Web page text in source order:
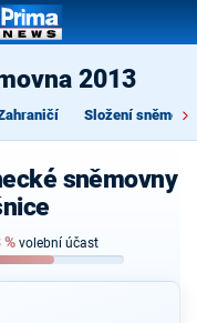
2013
Složení
sněmovny
% volební účast